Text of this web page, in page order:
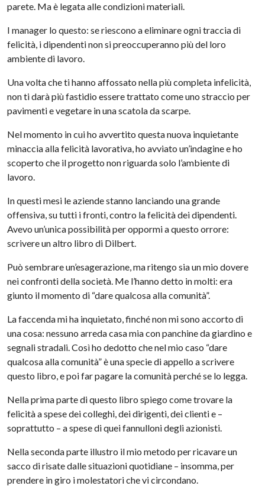
parete. Ma è legata alle condizioni materiali.
I manager lo questo: se riescono a eliminare ogni traccia di
felicità, i dipendenti non si preoccuperanno più del loro
ambiente di lavoro.
Una volta che ti hanno affossato nella più completa infelicità,
non ti darà più fastidio essere trattato come uno straccio per
pavimenti e vegetare in una scatola da scarpe.
Nel momento in cui ho avvertito questa nuova inquietante
minaccia alla felicità lavorativa, ho avviato un’indagine e ho
scoperto che il progetto non riguarda solo l’ambiente di
lavoro.
In questi mesi le aziende stanno lanciando una grande
offensiva, su tutti i fronti, contro la felicità dei dipendenti.
Avevo un’unica possibilità per oppormi a questo orrore:
scrivere un altro libro di Dilbert.
Può sembrare un’esagerazione, ma ritengo sia un mio dovere
nei confronti della società. Me l’hanno detto in molti: era
giunto il momento di “dare qualcosa alla comunità”.
La faccenda mi ha inquietato, finché non mi sono accorto di
una cosa: nessuno arreda casa mia con panchine da giardino e
segnali stradali. Così ho dedotto che nel mio caso “dare
qualcosa alla comunità” è una specie di appello a scrivere
questo libro, e poi far pagare la comunità perché se lo legga.
Nella prima parte di questo libro spiego come trovare la
felicità a spese dei colleghi, dei dirigenti, dei clienti e –
soprattutto – a spese di quei fannulloni degli azionisti.
Nella seconda parte illustro il mio metodo per ricavare un
sacco di risate dalle situazioni quotidiane – insomma, per
prendere in giro i molestatori che vi circondano.